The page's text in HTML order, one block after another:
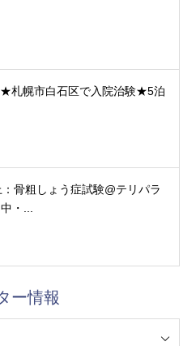
札幌市白石区で入院治験★5泊
骨粗しょう症試験@テリパラ
・...
ー情報